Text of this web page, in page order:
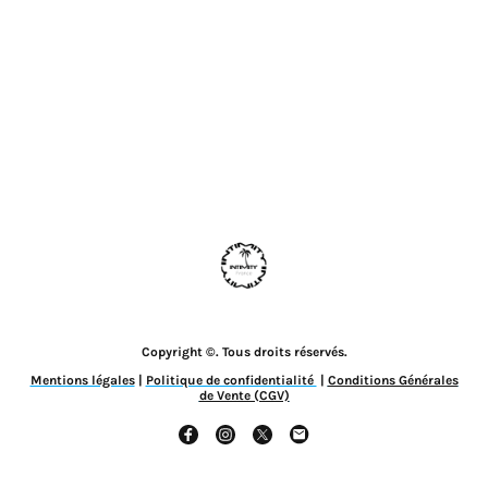
Copyright ©. Tous droits réservés.
Mentions légales| Politique de confidentialité | Conditions Générales
de Vente (CGV)